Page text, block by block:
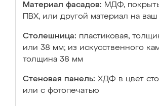
Материал фасадов: МДФ,
ПВХ, или другой материал на
Столешница: пластиковая,
или 38 мм; из искусственного
толщина 38 мм
Стеновая панель: ХДФ в цвет
или с фотопечатью